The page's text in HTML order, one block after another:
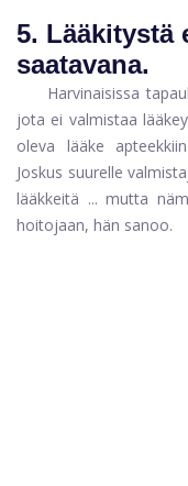
5. Lääkitystä
saatavana.
Harvinaisissa
jota ei valmistaa
oleva lääke
Joskus suurelle
lääkkeitä ... mutta
hoitojaan, hän sanoo.